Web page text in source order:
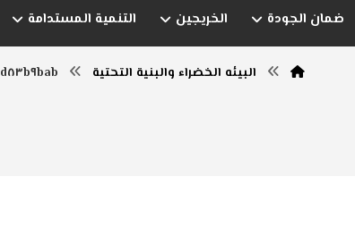
ضمان الجودة الخريجين التنمية المستدامة
البيئه الخضراء والبنية التحتية d٨٣b٩bab-٢٩d٧-٤٧ca-bf٧٧-٨٠٩de١١٩d٢١f